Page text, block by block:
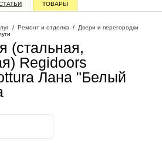
ТОВАРЫ
/ Ремонт и отделка / Двери и перегородки
(стальная,
Regidoors
Лана "Белый